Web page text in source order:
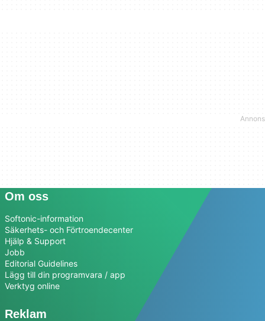
Om oss
Softonic-information
Säkerhets- och Förtroendecenter
Hjälp & Support
Jobb
Editorial Guidelines
Lägg till din programvara / app
Verktyg online
Reklam